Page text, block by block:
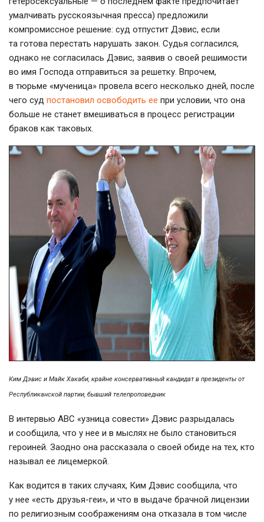
умалчивать русскоязычная пресса) предложили
компромиссное решение: суд отпустит Дэвис, если
та готова перестать нарушать закон. Судья согласился,
однако не согласилась Дэвис, заявив о своей решимости
во имя Господа отправиться за решетку. Впрочем,
в тюрьме «мученица» провела всего несколько дней, после
чего суд постановил освободить ее при условии, что она
больше не станет вмешиваться в процесс регистрации
браков как таковых.
Ким Дэвис и Майк Хакаби, крайне консервативный кандидат в президенты от
Республиканской партии, бывший телепроповедник
В интервью АВС «узница совести» Дэвис разрыдалась
и сообщила, что у нее и в мыслях не было становиться
героиней. Заодно она рассказала о своей обиде на тех, кто
называл ее лицемеркой.
Как водится в таких случаях, Ким Дэвис сообщила, что
у нее «есть друзья-геи», и что в выдаче брачной лицензии
по религиозным соображениям она отказала в том числе